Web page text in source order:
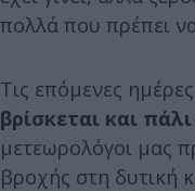
πολλά που πρέπει
Τις επόμενες ημέρες
βρίσκεται και
μετεωρολόγοι μας
βροχής στη δυτική